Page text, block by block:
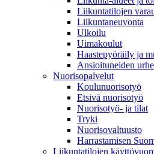
Liikuntatilojen
Liikuntaneuvonta
Ulkoilu
Uimakoulut
Haastepyöräily ja
Ansioituneiden
Nuorisopalvelut
Koulunuorisotyö
Etsivä nuorisotyö
Nuorisotyö- ja tilat
Tryki
Nuorisovaltuusto
Harrastamisen
Liikuntatilojen